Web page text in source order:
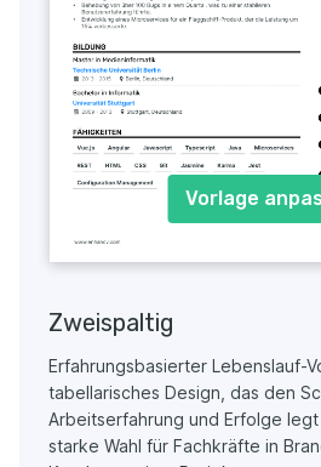
Vorlage
Zweispaltig
Erfahrungsbasierter Lebenslauf-
tabellarisches Design, das den
Arbeitserfahrung und Erfolge
starke Wahl für Fachkräfte in